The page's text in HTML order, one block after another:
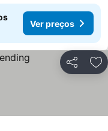
Ver preços
Partilhar